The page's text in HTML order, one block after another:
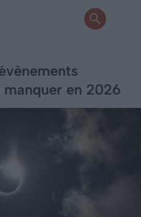
en 2026